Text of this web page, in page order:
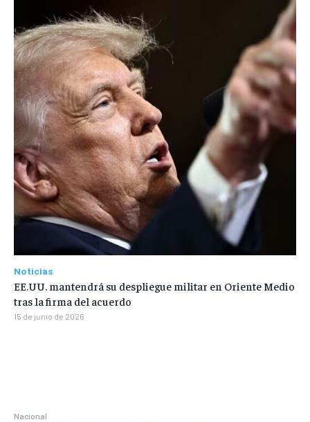
Nacional
Noticias
EE.UU. mantendrá su despliegue militar en Oriente Medio
tras la firma del acuerdo
15 de junio de 2026